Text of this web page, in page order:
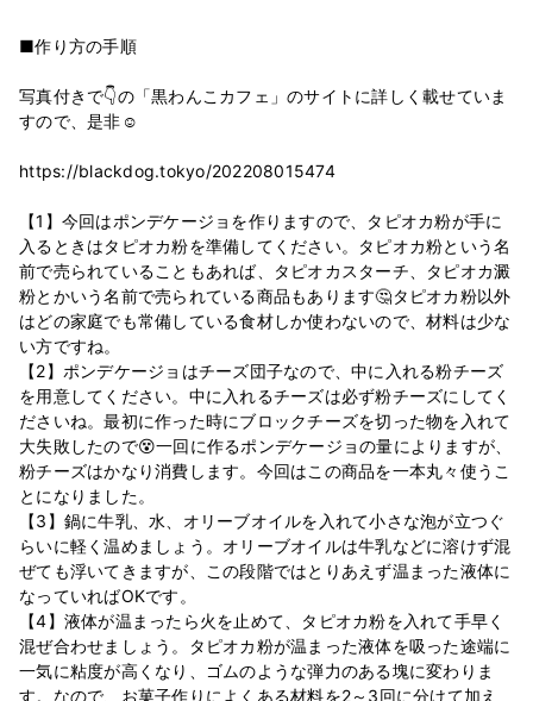
■作り方の手順
写真付きで👇の「黒わんこカフェ」のサイトに詳しく載せていま
すので、是非☺️
https://blackdog.tokyo/202208015474
【1】今回はポンデケージョを作りますので、タピオカ粉が手に
入るときはタピオカ粉を準備してください。タピオカ粉という名
前で売られていることもあれば、タピオカスターチ、タピオカ澱
粉とかいう名前で売られている商品もあります🤔タピオカ粉以外
はどの家庭でも常備している食材しか使わないので、材料は少な
い方ですね。
【2】ポンデケージョはチーズ団子なので、中に入れる粉チーズ
を用意してください。中に入れるチーズは必ず粉チーズにしてく
ださいね。最初に作った時にブロックチーズを切った物を入れて
大失敗したので😵一回に作るポンデケージョの量によりますが、
粉チーズはかなり消費します。今回はこの商品を一本丸々使うこ
とになりました。
【3】鍋に牛乳、水、オリーブオイルを入れて小さな泡が立つぐ
らいに軽く温めましょう。オリーブオイルは牛乳などに溶けず混
ぜても浮いてきますが、この段階ではとりあえず温まった液体に
なっていればOKです。
【4】液体が温まったら火を止めて、タピオカ粉を入れて手早く
混ぜ合わせましょう。タピオカ粉が温まった液体を吸った途端に
一気に粘度が高くなり、ゴムのような弾力のある塊に変わりま
す。なので、お菓子作りによくある材料を2～3回に分けて加え